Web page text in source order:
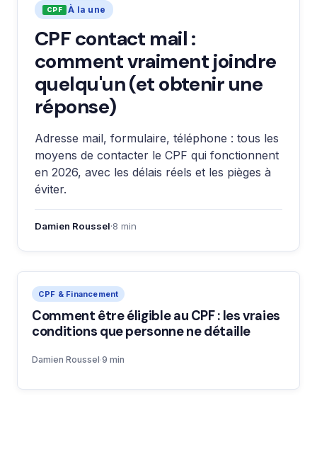
À la une
CPF contact mail :
comment vraiment joindre
quelqu'un (et obtenir une
réponse)
Adresse mail, formulaire, téléphone : tous les
moyens de contacter le CPF qui fonctionnent
en 2026, avec les délais réels et les pièges à
éviter.
Damien Roussel·8 min
CPF & Financement
Comment être éligible au CPF : les vraies
conditions que personne ne détaille
Damien Roussel·9 min